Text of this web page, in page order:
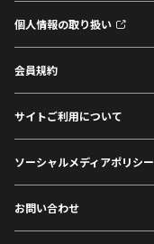
個人情報の取り扱い
会員規約
サイトご利用について
ソーシャルメディアポリシー
お問い合わせ